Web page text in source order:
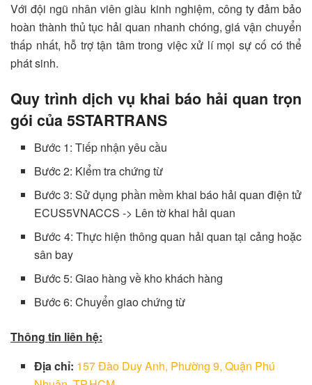
Với đội ngũ nhân viên giàu kinh nghiệm, công ty đảm bảo
hoàn thành thủ tục hải quan nhanh chóng, giá vận chuyển
thấp nhất, hỗ trợ tận tâm trong việc xử lí mọi sự cố có thể
phát sinh.
Quy trình dịch vụ khai báo hải quan trọn
gói của 5STARTRANS
Bước 1: Tiếp nhận yêu cầu
Bước 2: Kiểm tra chứng từ
Bước 3: Sử dụng phần mềm khai báo hải quan điện tử
ECUS5VNACCS -> Lên tờ khai hải quan
Bước 4: Thực hiện thông quan hải quan tại cảng hoặc
sân bay
Bước 5: Giao hàng về kho khách hàng
Bước 6: Chuyển giao chứng từ
Thông tin liên hệ:
Địa chỉ: 157 Đào Duy Anh, Phường 9, Quận Phú